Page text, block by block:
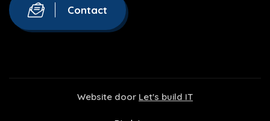
Contact
Website door Let's build IT